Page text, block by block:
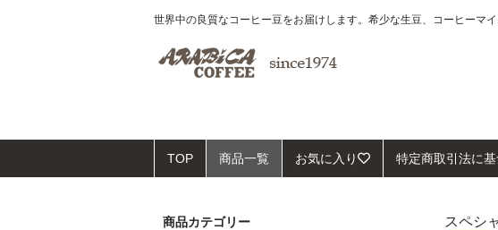
世界中の良質なコーヒー豆をお届けします。希少な生豆、コーヒーマ
TOP 商品一覧 お気に入り 特定商取引法に
スペシ
商品カテゴリー